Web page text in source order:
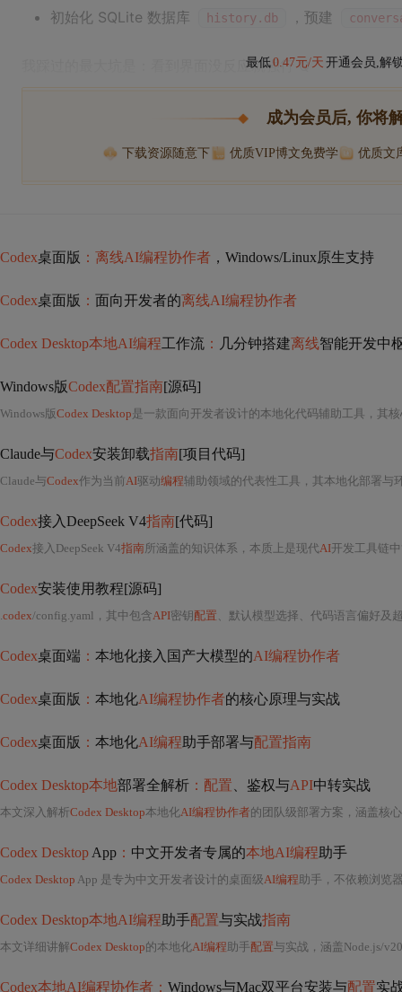
初始化 SQLite 数据库
history.db ，预建
我踩过的最大坑是：看到界面没反应就强行 Q
最低0.47元/天 开通会员,解
成为会员后, 你将
下载资源随意下 优质VIP博文免费学 优质文
Codex桌面版 ：离线AI编程协作者 ，Windows/Linux原生支持
Codex桌面版 ： 面向开发者的离线AI编程协作者
Codex Desktop本地AI编程工作流 ： 几分钟搭建离线智能开发中
Windows版Codex配置指南[源码]
Windows版Codex Desktop是一款面向开发者设计的本地化代码辅助工具，其
Claude与Codex安装卸载指南[项目代码]
Claude与Codex作为当前AI驱动编程辅助领域的代表性工具，其本地化部署与环境治理能力直
Codex接入DeepSeek V4指南[代码]
Codex接入DeepSeek V4指南所涵盖的知识体系，本质上是现代AI开发工具链中“模型协议
Codex安装使用教程[源码]
.codex/config.yaml，其中包含API密钥配置 、默认模型选择、代码语言偏好及
Codex桌面端 ： 本地化接入国产大模型的AI编程协作者
Codex桌面版 ： 本地化AI编程协作者的核心原理与实战
Codex桌面版 ： 本地化AI编程助手部署与配置指南
Codex Desktop本地部署全解析 ：配置 、鉴权与API中转实战
本文深入解析Codex Desktop本地化AI编程协作者的团队级部署方案，涵盖核心
Codex Desktop App ： 中文开发者专属的本地AI编程助手
Codex Desktop App 是专为中文开发者设计的桌面级AI编程 助手，不依赖浏览
Codex Desktop本地AI编程助手配置与实战指南
本文详细讲解Codex Desktop的本地化AI编程 助手配置与实战，涵盖Node.js/
Codex本地AI编程协作者： Windows与Mac双平台安装与配置实